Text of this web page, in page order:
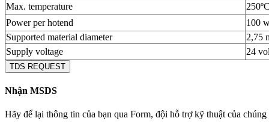
Max. temperature
Power per hotend
100
Supported material diameter
2,75
Supply voltage
24
TDS REQUEST
Nhận MSDS
Hãy để lại thông tin của bạn qua Form, đội hỗ trợ kỹ thuật của